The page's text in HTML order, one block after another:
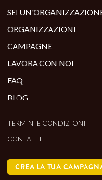
SEI
ORGANIZZAZIONI
CAMPAGNE
LAVORA CON NOI
FAQ
BLOG
TERMINI E CONDIZIONI
CONTATTI
CREA LA TUA